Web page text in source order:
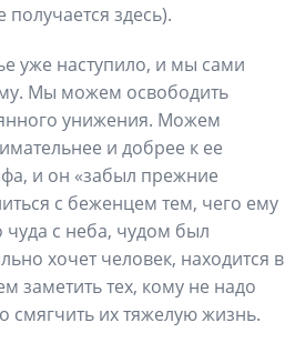
здесь).
уже наступило, и мы сами
Мы можем освободить
унижения. Можем
и добрее к ее
и он «забыл прежние
с беженцем тем, чего ему
с неба, чудом был
хочет человек, находится в
заметить тех, кому не надо
их тяжелую жизнь.